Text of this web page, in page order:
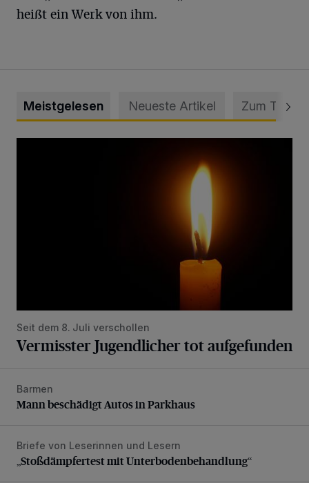
heißt ein Werk von ihm.
Meistgelesen Neueste Artikel Zum Thema
Seit dem 8. Juli verschollen
Vermisster Jugendlicher tot aufgefunden
Mann beschädigt Autos in Parkhaus
Barmen
Mann beschädigt Autos in Parkhaus
„Stoßdämpfertest mit Unterbodenbehandlung“
Briefe von Leserinnen und Lesern
„Stoßdämpfertest mit Unterbodenbehandlung“